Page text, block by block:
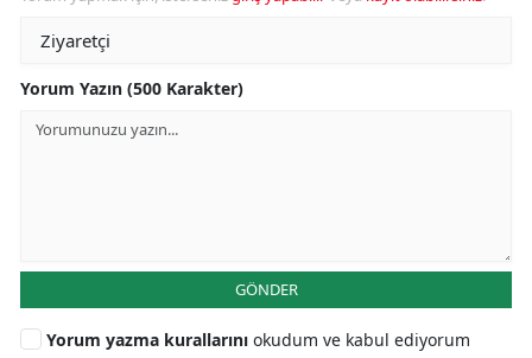
Yorum Yazın (500 Karakter)
GÖNDER
Yorum yazma kurallarını okudum ve kabul ediyorum